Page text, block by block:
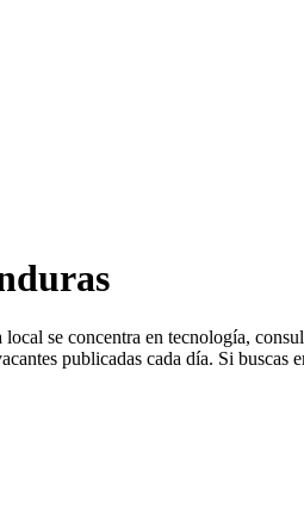
se concentra en tecnología,
publicadas cada día. Si